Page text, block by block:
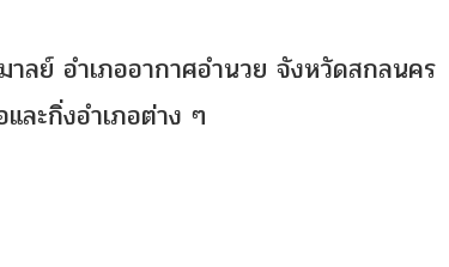
ลย์ อำเภออากาศอำนวย จังหวัดสกลนคร
และกิ่งอำเภอต่าง ๆ